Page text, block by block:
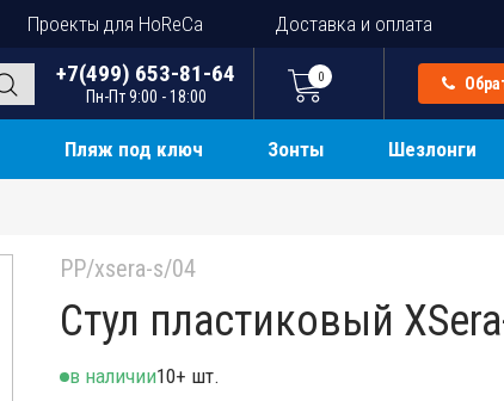
Проекты для HoReCa Доставка и оплата
+7(499) 653-81-64
Пн-Пт 9:00 - 18:00
0
Пляж под ключ Зонты Шезлонги
PP/xsera-s/04
Стул пластиковый
в наличии10+ шт.